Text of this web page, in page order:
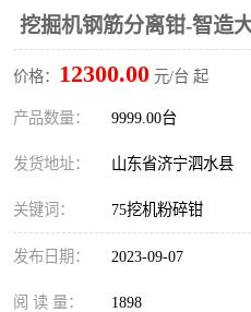
挖掘机钢筋分离钳-智造
价格： 12300.00 元/台 起
产品数量： 9999.00台
发货地址： 山东省济宁泗水县
关键词： 75挖机粉碎钳
发布日期： 2023-09-07
阅 读 量： 1898
挖树机
滚筒筛
挖掘机破碎斗